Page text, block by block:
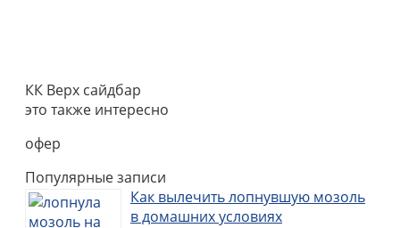
КК Верх сайдбар
это также интересно
офер
Популярные записи
Как вылечить лопнувшую мозоль
в домашних условиях